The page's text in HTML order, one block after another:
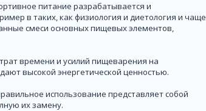
питание разрабатывается и
в таких, как физиология и диетология и чаще
смеси основных пищевых элементов,
времени и усилий пищеварения на
высокой энергетической ценностью.
использование представляет собой
их замену.